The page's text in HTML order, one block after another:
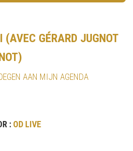
(AVEC GÉRARD JUGNOT
AAN MIJN AGENDA
: OD LIVE